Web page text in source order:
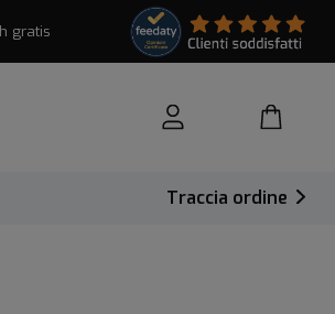
gratis
Traccia ordine